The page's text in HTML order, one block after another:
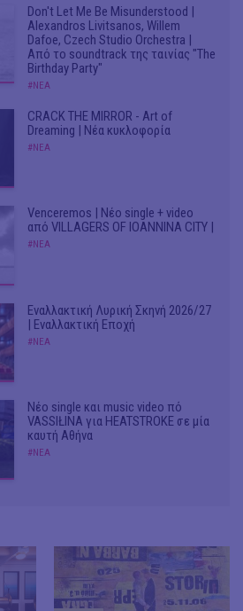
Don't Let Me Be Misunderstood |
Alexandros Livitsanos, Willem
Dafoe, Czech Studio Orchestra |
Από το soundtrack της ταινίας "The
Birthday Party"
#ΝΕΑ
CRACK THE MIRROR - Art of
Dreaming | Νέα κυκλοφορία
#ΝΕΑ
Venceremos | Νέο single + video
από VILLAGERS OF IOANNINA CITY |
#ΝΕΑ
Εναλλακτική Λυρική Σκηνή 2026/27
| Εναλλακτική Εποχή
#ΝΕΑ
Νέο single και music video πό
VASSIŁINA για HEATSTROKE σε μία
καυτή Αθήνα
#ΝΕΑ